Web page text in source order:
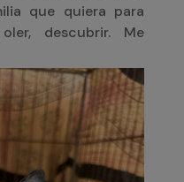
que quiera para
descubrir. Me